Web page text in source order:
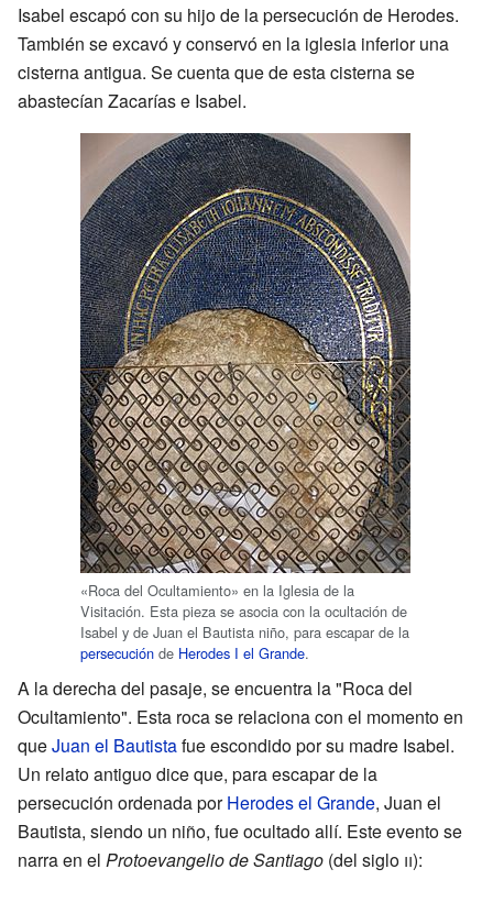
Isabel escapó con su hijo de la persecución de Herodes.
También se excavó y conservó en la iglesia inferior una
cisterna antigua. Se cuenta que de esta cisterna se
abastecían Zacarías e Isabel.
«Roca del Ocultamiento» en la Iglesia de la
Visitación. Esta pieza se asocia con la ocultación de
Isabel y de Juan el Bautista niño, para escapar de la
persecución de Herodes I el Grande.
A la derecha del pasaje, se encuentra la "Roca del
Ocultamiento". Esta roca se relaciona con el momento en
queJuan el Bautistafue escondido por su madre Isabel.
Un relato antiguo dice que, para escapar de la
persecución ordenada porHerodes el Grande, Juan el
Bautista, siendo un niño, fue ocultado allí. Este evento se
narra en el Protoevangelio de Santiago (del siglo ii):